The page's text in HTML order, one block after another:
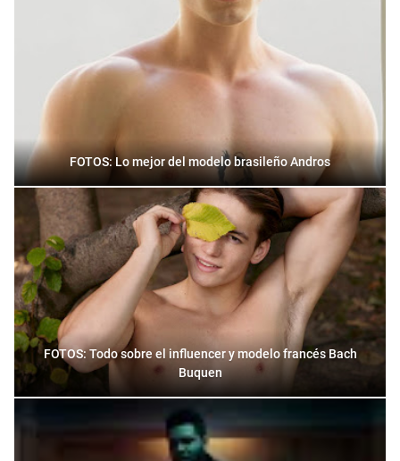
FOTOS: Lo mejor del modelo brasileño Andros
FOTOS: Todo sobre el influencer y modelo francés Bach
Buquen